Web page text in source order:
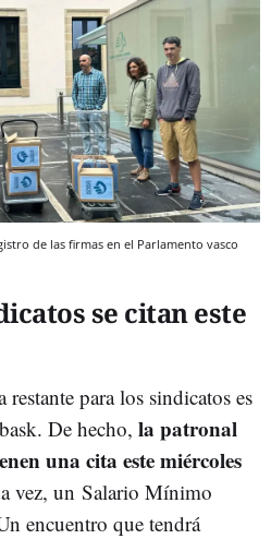
de las firmas en el Parlamento vasco
se citan este
para los sindicatos es
De hecho, la patronal
una cita este miércoles
vez, un Salario Mínimo
encuentro que tendrá